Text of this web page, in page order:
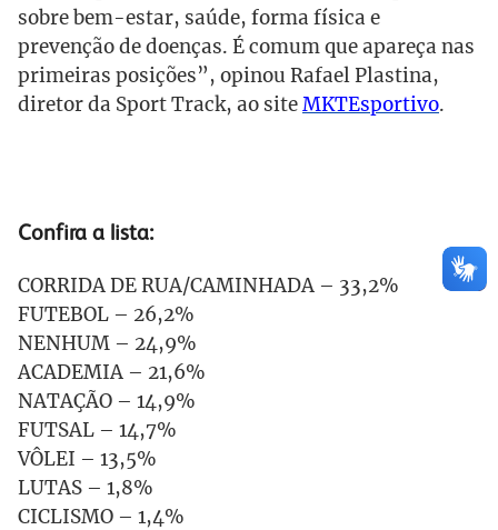
sobre bem-estar, saúde, forma física e
prevenção de doenças. É comum que apareça nas
primeiras posições”, opinou Rafael Plastina,
diretor da Sport Track, ao siteMKTEsportivo.
Confira a lista:
CORRIDA DE RUA/CAMINHADA – 33,2%
FUTEBOL – 26,2%
NENHUM – 24,9%
ACADEMIA – 21,6%
NATAÇÃO – 14,9%
FUTSAL – 14,7%
VÔLEI – 13,5%
LUTAS – 1,8%
CICLISMO – 1,4%